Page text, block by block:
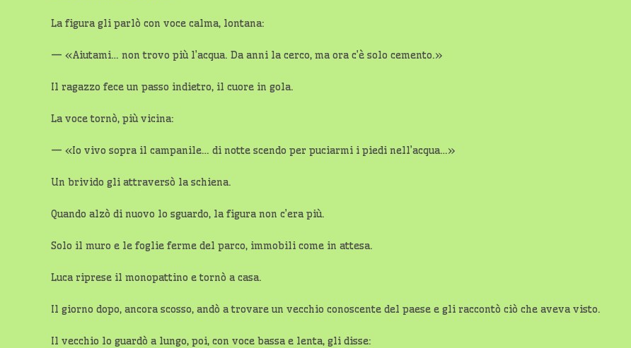
La figura gli parlò con voce calma, lontana:
— «Aiutami… non trovo più l’acqua. Da anni la cerco, ma ora c’è solo cemento.»
Il ragazzo fece un passo indietro, il cuore in gola.
La voce tornò, più vicina:
— «Io vivo sopra il campanile… di notte scendo per puciarmi i piedi nell’acqua…»
Un brivido gli attraversò la schiena.
Quando alzò di nuovo lo sguardo, la figura non c’era più.
Solo il muro e le foglie ferme del parco, immobili come in attesa.
Luca riprese il monopattino e tornò a casa.
Il giorno dopo, ancora scosso, andò a trovare un vecchio conoscente del paese e gli raccontò ciò che aveva visto.
Il vecchio lo guardò a lungo, poi, con voce bassa e lenta, gli disse: